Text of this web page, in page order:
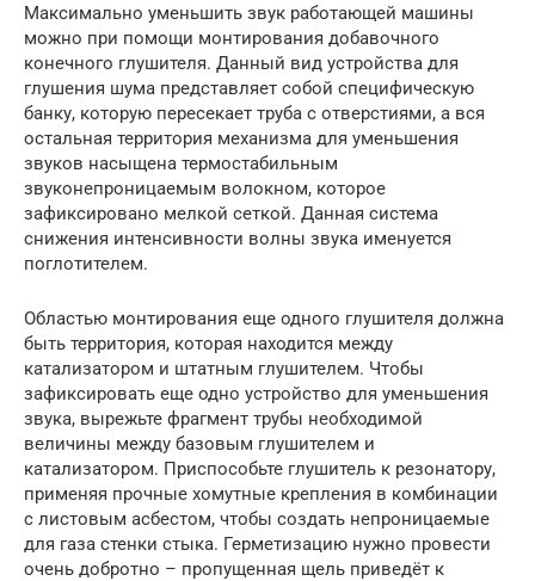
Максимально уменьшить звук работающей машины
можно при помощи монтирования добавочного
конечного глушителя. Данный вид устройства для
глушения шума представляет собой специфическую
банку, которую пересекает труба с отверстиями, а вся
остальная территория механизма для уменьшения
звуков насыщена термостабильным
звуконепроницаемым волокном, которое
зафиксировано мелкой сеткой. Данная система
снижения интенсивности волны звука именуется
поглотителем.
Областью монтирования еще одного глушителя должна
быть территория, которая находится между
катализатором и штатным глушителем. Чтобы
зафиксировать еще одно устройство для уменьшения
звука, вырежьте фрагмент трубы необходимой
величины между базовым глушителем и
катализатором. Приспособьте глушитель к резонатору,
применяя прочные хомутные крепления в комбинации
с листовым асбестом, чтобы создать непроницаемые
для газа стенки стыка. Герметизацию нужно провести
очень добротно – пропущенная щель приведёт к